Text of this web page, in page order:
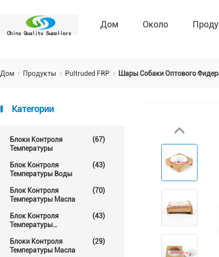
Дом Около
Дом Продукты Pultruded FRP Шары Собаки Оптового
Категории
Блоки Контроля
Температуры
(67)
Блок Контроля
Температуры Воды
(43)
Блок Контроля
Температуры Масла
(70)
Блок Контроля
Температуры
(43)
Блоки Контроля
Температуры Масла
(29)